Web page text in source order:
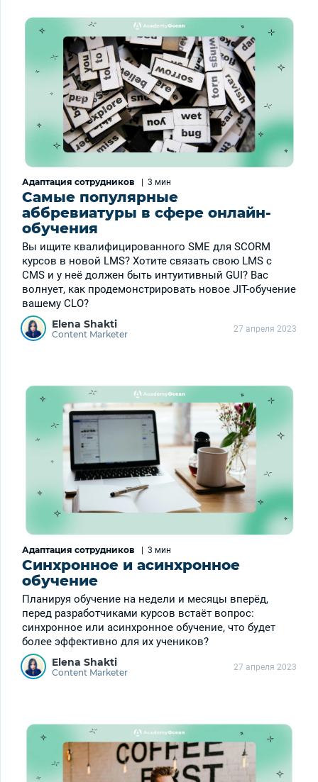
Адаптация сотрудников 3 мин
Самые популярные
аббревиатуры в сфере онлайн-
обучения
Вы ищите квалифицированного SME для SCORM
курсов в новой LMS? Хотите связать свою LMS с
CMS и у неё должен быть интуитивный GUI? Вас
волнует, как продемонстрировать новое JIT-обучение
вашему CLO?
Elena Shakti
Content Marketer 27 апреля 2023
Адаптация сотрудников 3 мин
Синхронное и асинхронное
обучение
Планируя обучение на недели и месяцы вперёд,
перед разработчиками курсов встаёт вопрос:
синхронное или асинхронное обучение, что будет
более эффективно для их учеников?
Elena Shakti
Content Marketer 27 апреля 2023